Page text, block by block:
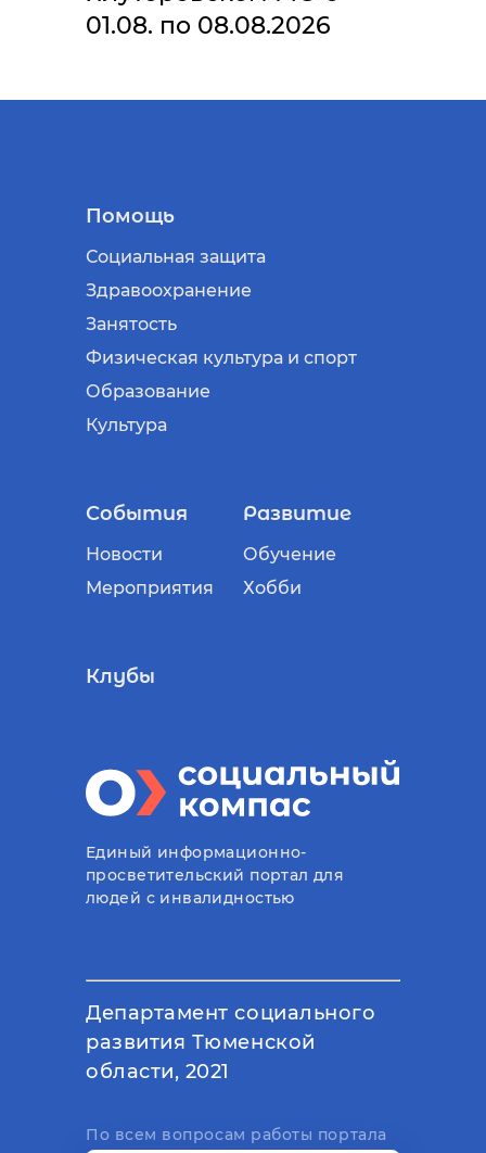
01.08. по 08.08.2026
Помощь
Социальная защита
Здравоохранение
Занятость
Физическая культура и спорт
Образование
Культура
События
Новости
Мероприятия
Развитие
Обучение
Хобби
Клубы
Единый информационно-
просветительский портал для
людей с инвалидностью
Департамент социального
развития Тюменской
области, 2021
По всем вопросам работы портала